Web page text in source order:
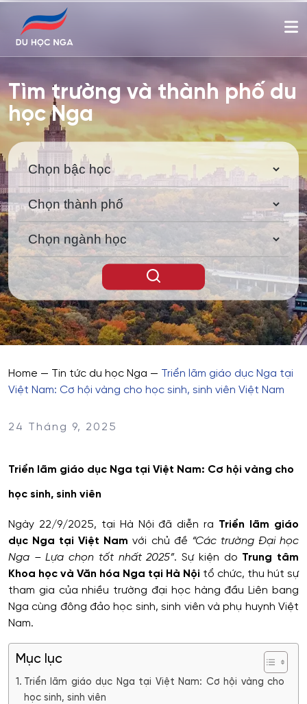
Tìm trường và thành phố du
học Nga
Home — Tin tức du học Nga — Triển lãm giáo dục Nga tại
Việt Nam: Cơ hội vàng cho học sinh, sinh viên Việt Nam
24 Tháng 9, 2025
Triển lãm giáo dục Nga tại Việt Nam: Cơ hội vàng cho
học sinh, sinh viên
Ngày 22/9/2025, tại Hà Nội đã diễn ra Triển lãm giáo
dục Nga tại Việt Nam với chủ đề “Các trường Đại học
Nga – Lựa chọn tốt nhất 2025”. Sự kiện do Trung tâm
Khoa học và Văn hóa Nga tại Hà Nội tổ chức, thu hút sự
tham gia của nhiều trường đại học hàng đầu Liên bang
Nga cùng đông đảo học sinh, sinh viên và phụ huynh Việt
Nam.
Mục lục
Triển lãm giáo dục Nga tại Việt Nam: Cơ hội vàng cho
học sinh, sinh viên